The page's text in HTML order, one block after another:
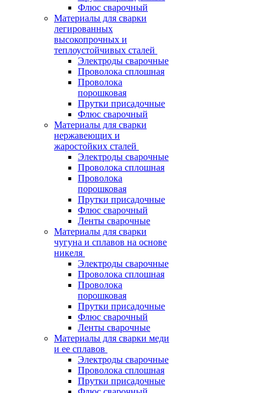
Флюс сварочный
Материалы для сварки
легированных
высокопрочных и
теплоустойчивых сталей
Электроды сварочные
Проволока сплошная
Проволока
порошковая
Прутки присадочные
Флюс сварочный
Материалы для сварки
нержавеющих и
жаростойких сталей
Электроды сварочные
Проволока сплошная
Проволока
порошковая
Прутки присадочные
Флюс сварочный
Ленты сварочные
Материалы для сварки
чугуна и сплавов на основе
никеля
Электроды сварочные
Проволока сплошная
Проволока
порошковая
Прутки присадочные
Флюс сварочный
Ленты сварочные
Материалы для сварки меди
и ее сплавов
Электроды сварочные
Проволока сплошная
Прутки присадочные